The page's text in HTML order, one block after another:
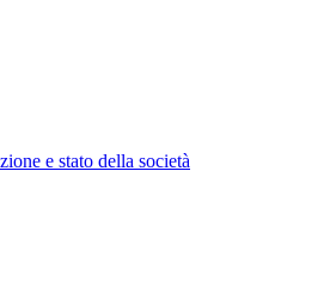
e stato della società